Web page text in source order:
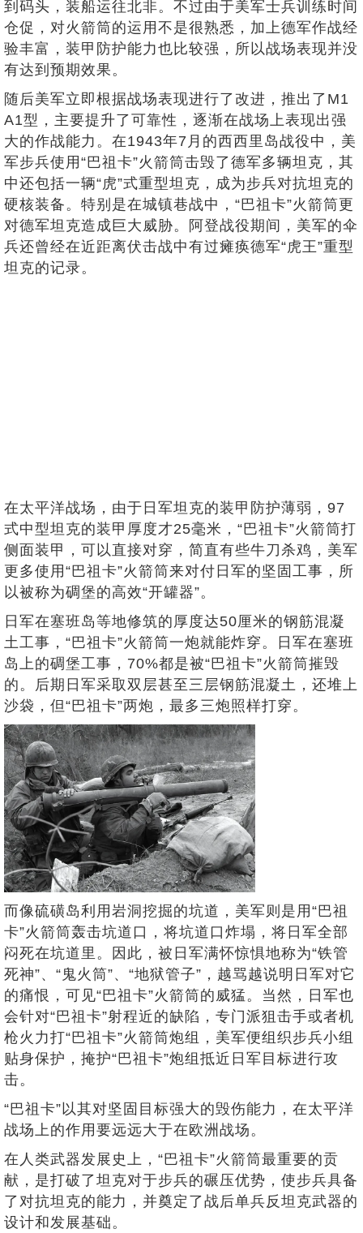
到码头，装船运往北非。不过由于美军士兵训练时间
仓促，对火箭筒的运用不是很熟悉，加上德军作战经
验丰富，装甲防护能力也比较强，所以战场表现并没
有达到预期效果。
随后美军立即根据战场表现进行了改进，推出了M1
A1型，主要提升了可靠性，逐渐在战场上表现出强
大的作战能力。在1943年7月的西西里岛战役中，美
军步兵使用“巴祖卡”火箭筒击毁了德军多辆坦克，其
中还包括一辆“虎”式重型坦克，成为步兵对抗坦克的
硬核装备。特别是在城镇巷战中，“巴祖卡”火箭筒更
对德军坦克造成巨大威胁。阿登战役期间，美军的伞
兵还曾经在近距离伏击战中有过瘫痪德军“虎王”重型
坦克的记录。
在太平洋战场，由于日军坦克的装甲防护薄弱，97
式中型坦克的装甲厚度才25毫米，“巴祖卡”火箭筒打
侧面装甲，可以直接对穿，简直有些牛刀杀鸡，美军
更多使用“巴祖卡”火箭筒来对付日军的坚固工事，所
以被称为碉堡的高效“开罐器”。
日军在塞班岛等地修筑的厚度达50厘米的钢筋混凝
土工事，“巴祖卡”火箭筒一炮就能炸穿。日军在塞班
岛上的碉堡工事，70%都是被“巴祖卡”火箭筒摧毁
的。后期日军采取双层甚至三层钢筋混凝土，还堆上
沙袋，但“巴祖卡”两炮，最多三炮照样打穿。
而像硫磺岛利用岩洞挖掘的坑道，美军则是用“巴祖
卡”火箭筒轰击坑道口，将坑道口炸塌，将日军全部
闷死在坑道里。因此，被日军满怀惊惧地称为“铁管
死神”、“鬼火筒”、“地狱管子”，越骂越说明日军对它
的痛恨，可见“巴祖卡”火箭筒的威猛。当然，日军也
会针对“巴祖卡”射程近的缺陷，专门派狙击手或者机
枪火力打“巴祖卡”火箭筒炮组，美军便组织步兵小组
贴身保护，掩护“巴祖卡”炮组抵近日军目标进行攻
击。
“巴祖卡”以其对坚固目标强大的毁伤能力，在太平洋
战场上的作用要远远大于在欧洲战场。
在人类武器发展史上，“巴祖卡”火箭筒最重要的贡
献，是打破了坦克对于步兵的碾压优势，使步兵具备
了对抗坦克的能力，并奠定了战后单兵反坦克武器的
设计和发展基础。